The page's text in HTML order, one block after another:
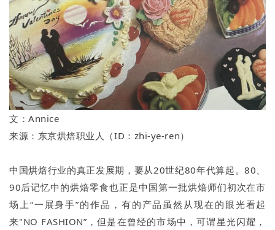
文：Annice
来源：东京烘焙职业人（ID：zhi-ye-ren）
中国烘焙行业的真正发展期，要从20世纪80年代算起。80、
90后记忆中的烘焙零食也正是中国第一批烘焙师们初次在市
场上“一展身手”的作品，有的产品虽然从现在的眼光看起
来"NO FASHION”，但是在曾经的市场中，可谓星光闪耀，